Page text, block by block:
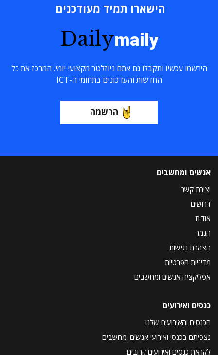
הישארו תמיד מעודכנים
Dailymaily
הירשמו עכשיו ותקבלו גם אתם ניוזלטר מקצועי יומי, המרכז את כל
החדשות והעדכונים בתחומי ה-ICT
הרשמה
אנשים ומחשבים
יצירת קשר
דרושים
אודות
הנמר
הצהרת נגישות
מדיניות הפרטיות
אפליקציה אנשים ומחשבים
כנסים ואירועים
הכנסים והאירועים שלנו
נצפיתם בכנסי ואירועי אנשים ומחשבים
לקראת כנסים ואירועים קרובים